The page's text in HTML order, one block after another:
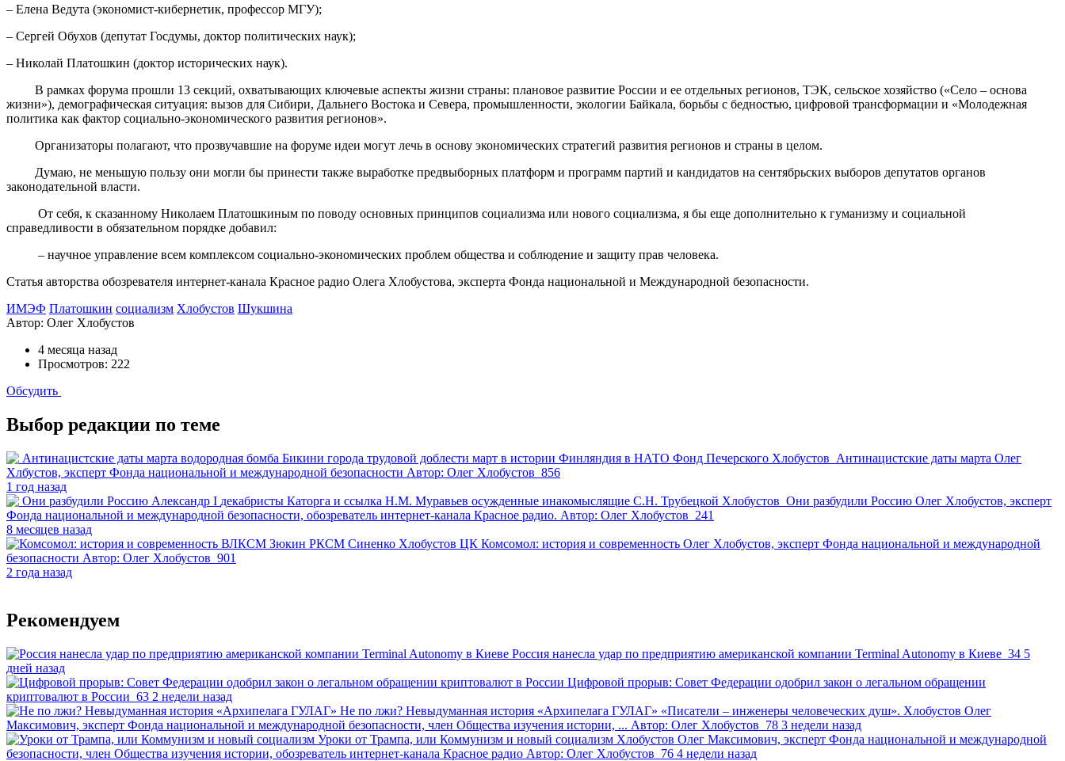
– Елена Ведута (экономист-кибернетик, профессор МГУ);
– Сергей Обухов (депутат Госдумы, доктор политических наук);
– Николай Платошкин (доктор исторических наук).
В рамках форума прошли 13 секций, охватывающих ключевые аспекты жизни страны: плановое развитие России и ее отдельных регионов, ТЭК, сельское хозяйство («Село – основа
жизни»), демографическая ситуация: вызов для Сибири, Дальнего Востока и Севера, промышленности, экологии Байкала, борьбы с бедностью, цифровой трансформации и «Молодежная
политика как фактор социально-экономического развития регионов».
Организаторы полагают, что прозвучавшие на форуме идеи могут лечь в основу экономических стратегий развития регионов и страны в целом.
Думаю, не меньшую пользу они могли бы принести также выработке предвыборных платформ и программ партий и кандидатов на сентябрьских выборов депутатов органов
законодательной власти.
От себя, к сказанному Николаем Платошкиным по поводу основных принципов социализма или нового социализма, я бы еще дополнительно к гуманизму и социальной
справедливости в обязательном порядке добавил:
– научное управление всем комплексом социально-экономических проблем общества и соблюдение и защиту прав человека.
Статья авторства обозревателя интернет-канала Красное радио Олега Хлобустова, эксперта Фонда национальной и Международной безопасности.
ИМЭФ Платошкин социализм Хлобустов Шукшина
Автор: Олег Хлобустов
4 месяца назад
Просмотров: 222
Обсудить
Выбор редакции по теме
водородная бомба Бикини города трудовой доблести март в истории Финляндия в НАТО Фонд Печерского Хлобустов Антинацистские даты марта Олег
Хлбустов, эксперт Фонда национальной и международной безопасности Автор: Олег Хлобустов 856
1 год назад
Александр I декабристы Каторга и ссылка Н.М. Муравьев осужденные инакомыслящие С.Н. Трубецкой Хлобустов Они разбудили Россию Олег Хлобустов, эксперт
Фонда национальной и международной безопасности, обозреватель интернет-канала Красное радио. Автор: Олег Хлобустов 241
8 месяцев назад
ВЛКСМ Зюкин РКСМ Синенко Хлобустов ЦК Комсомол: история и современность Олег Хлобустов, эксперт Фонда национальной и международной
безопасности Автор: Олег Хлобустов 901
2 года назад
Рекомендуем
Россия нанесла удар по предприятию американской компании Terminal Autonomy в Киеве 34 5
дней назад
Цифровой прорыв: Совет Федерации одобрил закон о легальном обращении
криптовалют в России 63 2 недели назад
Не по лжи? Невыдуманная история «Архипелага ГУЛАГ» «Писатели – инженеры человеческих душ». Хлобустов Олег
Максимович, эксперт Фонда национальной и международной безопасности, член Общества изучения истории, ... Автор: Олег Хлобустов 78 3 недели назад
Уроки от Трампа, или Коммунизм и новый социализм Хлобустов Олег Максимович, эксперт Фонда национальной и международной
безопасности, член Общества изучения истории, обозреватель интернет-канала Красное радио Автор: Олег Хлобустов 76 4 недели назад